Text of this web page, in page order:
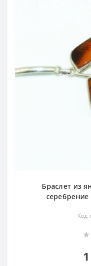
качестве талисмана
Свойства его
связанного с его
кундалини.
пробуждает
Месторождения в
Браслет из
Код